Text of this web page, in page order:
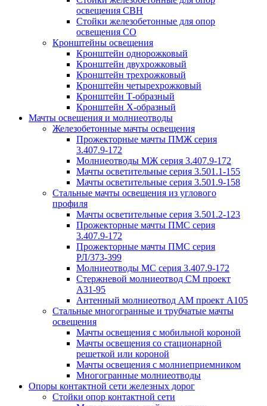
освещения СВН
Стойки железобетонные для опор
освещения СО
Кронштейны освещения
Кронштейн однорожковый
Кронштейн двухрожковый
Кронштейн трехрожковый
Кронштейн четырехрожковый
Кронштейн Т-образный
Кронштейн Х-образный
Мачты освещения и молниеотводы
Железобетонные мачты освещения
Прожекторные мачты ПМЖ серия
3.407.9-172
Молниеотводы МЖ серия 3.407.9-172
Мачты осветительные серия 3.501.1-155
Мачты осветительные серия 3.501.9-158
Стальные мачты освещения из углового
профиля
Мачты осветительные серия 3.501.2-123
Прожекторные мачты ПМС серия
3.407.9-172
Прожекторные мачты ПМС серия
РЛ/373-399
Молниеотводы МС серия 3.407.9-172
Стержневой молниеотвод СМ проект
А31-95
Антенный молниеотвод АМ проект А105
Стальные многогранные и трубчатые мачты
освещения
Мачты освещения с мобильной короной
Мачты освещения со стационарной
решеткой или короной
Мачты освещения с молниеприемником
Многогранные молниеотводы
Опоры контактной сети железных дорог
Стойки опор контактной сети